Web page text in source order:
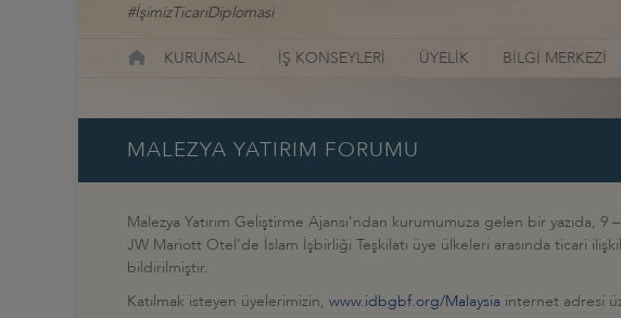
#İşimizTicariDiplomasi
KURUMSAL İŞ KONSEYLERİ ÜYELİK BİLGİ MERKEZİ
MALEZYA YATIRIM FORUMU
Malezya Yatırım Geliştirme Ajansı’ndan kurumumuza gelen bir yazıda,
JW Mariott Otel’de İslam İşbirliği Teşkilatı üye ülkeleri arasında ticari
bildirilmiştir.
Katılmak isteyen üyelerimizin, www.idbgbf.org/Malaysia internet adresi